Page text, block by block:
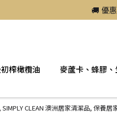
🚚 優
榨橄欖油 麥蘆卡、蜂膠
SIMPLY CLEAN 澳洲居家清潔品, 保養居